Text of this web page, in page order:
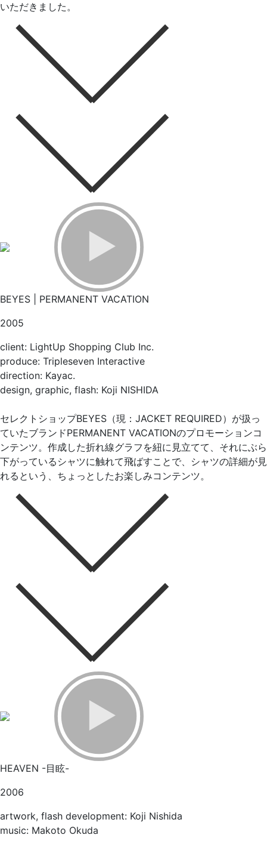
いただきました。
BEYES | PERMANENT VACATION
2005
client: LightUp Shopping Club Inc.
produce: Tripleseven Interactive
direction: Kayac.
design, graphic, flash: Koji NISHIDA
セレクトショップBEYES（現：JACKET REQUIRED）が扱っ
ていたブランドPERMANENT VACATIONのプロモーションコ
ンテンツ。作成した折れ線グラフを紐に見立てて、それにぶら
下がっているシャツに触れて飛ばすことで、シャツの詳細が見
れるという、ちょっとしたお楽しみコンテンツ。
HEAVEN -目眩-
2006
artwork, flash development: Koji Nishida
music: Makoto Okuda